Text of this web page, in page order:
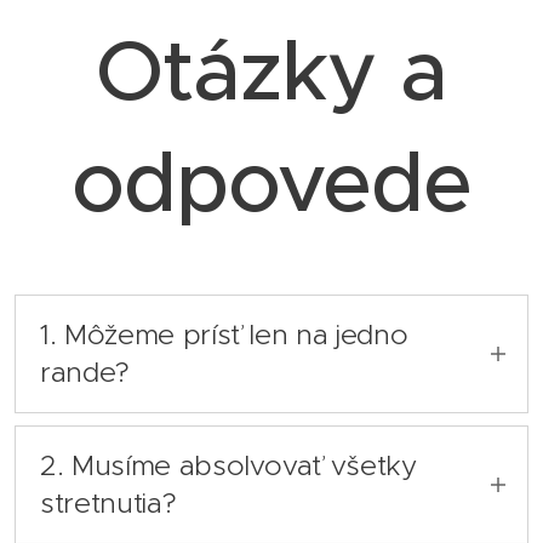
Otázky a
odpovede
1. Môžeme prísť len na jedno
rande?
Áno. Každé rande je samostatné a
môžete si vybrať tému, ktorá vás práve
oslovuje. Zároveň, ak budete chcieť,
môžete sa k ďalším stretnutiam vrátiť
2. Musíme absolvovať všetky
stretnutia?